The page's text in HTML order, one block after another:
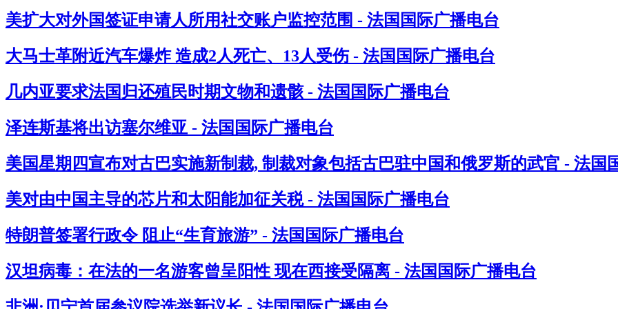
美扩大对外国签证申请人所用社交账户监控范围 - 法国国际广播电台
大马士革附近汽车爆炸 造成2人死亡、13人受伤 - 法国国际广播电台
几内亚要求法国归还殖民时期文物和遗骸 - 法国国际广播电台
泽连斯基将出访塞尔维亚 - 法国国际广播电台
美国星期四宣布对古巴实施新制裁, 制裁对象包括古巴驻中国和俄罗斯的武官 - 法国
美对由中国主导的芯片和太阳能加征关税 - 法国国际广播电台
特朗普签署行政令 阻止“生育旅游” - 法国国际广播电台
汉坦病毒：在法的一名游客曾呈阳性 现在西接受隔离 - 法国国际广播电台